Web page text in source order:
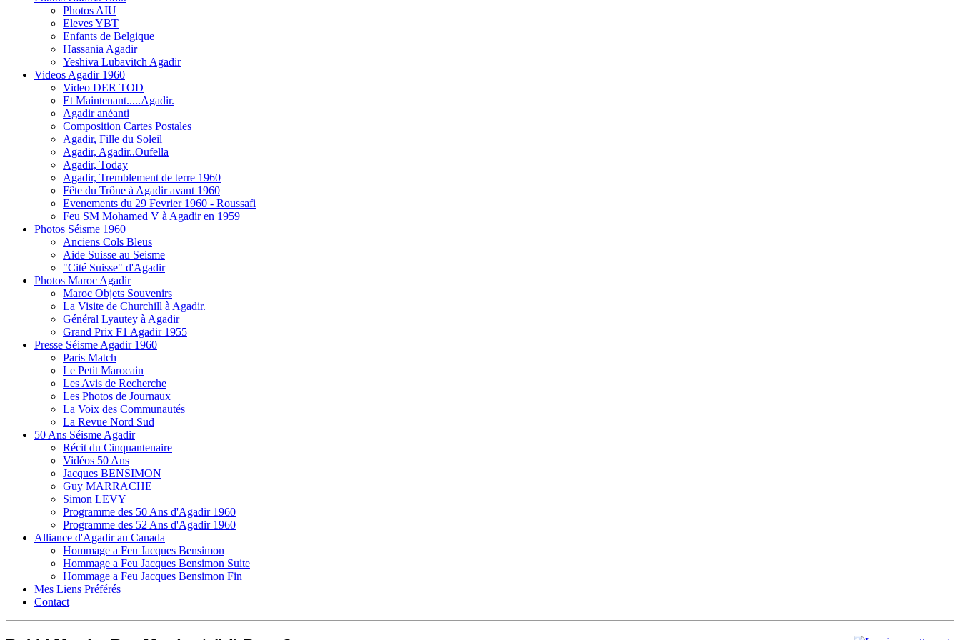
Photos AIU
Eleves YBT
Enfants de Belgique
Hassania Agadir
Yeshiva Lubavitch Agadir
Videos Agadir 1960
Video DER TOD
Et Maintenant.....Agadir.
Agadir anéanti
Composition Cartes Postales
Agadir, Fille du Soleil
Agadir, Agadir..Oufella
Agadir, Today
Agadir, Tremblement de terre 1960
Fête du Trône à Agadir avant 1960
Evenements du 29 Fevrier 1960 - Roussafi
Feu SM Mohamed V à Agadir en 1959
Photos Séisme 1960
Anciens Cols Bleus
Aide Suisse au Seisme
"Cité Suisse" d'Agadir
Photos Maroc Agadir
Maroc Objets Souvenirs
La Visite de Churchill à Agadir.
Général Lyautey à Agadir
Grand Prix F1 Agadir 1955
Presse Séisme Agadir 1960
Paris Match
Le Petit Marocain
Les Avis de Recherche
Les Photos de Journaux
La Voix des Communautés
La Revue Nord Sud
50 Ans Séisme Agadir
Récit du Cinquantenaire
Vidéos 50 Ans
Jacques BENSIMON
Guy MARRACHE
Simon LEVY
Programme des 50 Ans d'Agadir 1960
Programme des 52 Ans d'Agadir 1960
Alliance d'Agadir au Canada
Hommage a Feu Jacques Bensimon
Hommage a Feu Jacques Bensimon Suite
Hommage a Feu Jacques Bensimon Fin
Mes Liens Préférés
Contact